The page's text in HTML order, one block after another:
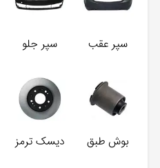
سپر عقب سپر جلو
بوش طبق دیسک ترمز